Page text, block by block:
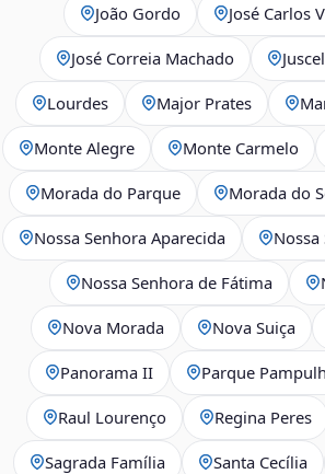
João Gordo José Carlos
José Correia Machado
Lourdes Major Prates
Monte Alegre Monte Carmelo
Morada do Parque Morada do
Nossa Senhora Aparecida Nossa
Nossa Senhora de Fátima
Nova Morada Nova Suiça
Panorama II Parque
Raul Lourenço Regina Peres
Sagrada Família Santa Cecília